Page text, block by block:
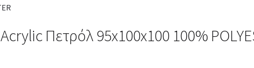
Πετρόλ 95x100x100 100%